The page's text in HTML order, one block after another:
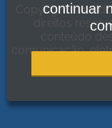
Copyright
direitos
conteúdo
comunicação,
continuar